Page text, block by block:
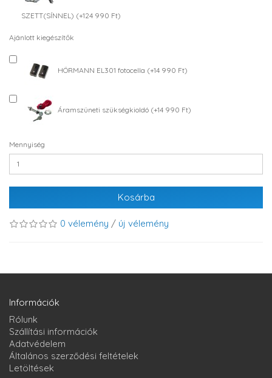
SZETT(SÍNNEL) (+124 990 Ft)
Ajánlott kiegészítők
HÖRMANN EL301 fotocella (+14 990 Ft)
Áramszüneti szükségkioldó (+14 990 Ft)
Mennyiség
Kosárba
0 vélemény / új vélemény
Információk
Rólunk
Szállítási információk
Adatvédelem
Általános szerződési feltételek
Letöltések